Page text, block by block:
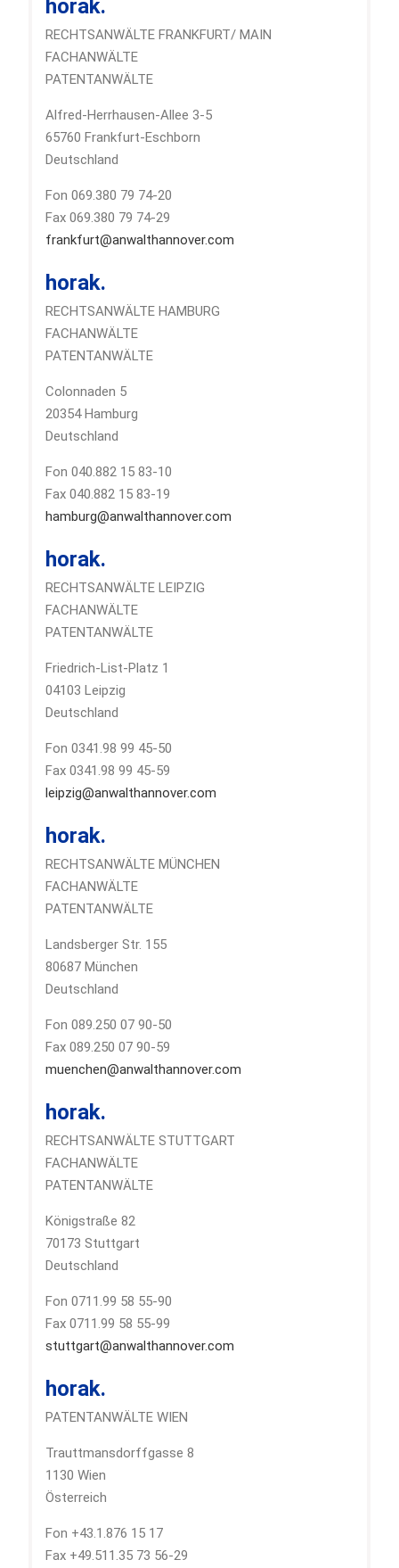
horak.
RECHTSANWÄLTE FRANKFURT/ MAIN
FACHANWÄLTE
PATENTANWÄLTE
Alfred-Herrhausen-Allee 3-5
65760 Frankfurt-Eschborn
Deutschland
Fon 069.380 79 74-20
Fax 069.380 79 74-29
frankfurt@anwalthannover.com
horak.
RECHTSANWÄLTE HAMBURG
FACHANWÄLTE
PATENTANWÄLTE
Colonnaden 5
20354 Hamburg
Deutschland
Fon 040.882 15 83-10
Fax 040.882 15 83-19
hamburg@anwalthannover.com
horak.
RECHTSANWÄLTE LEIPZIG
FACHANWÄLTE
PATENTANWÄLTE
Friedrich-List-Platz 1
04103 Leipzig
Deutschland
Fon 0341.98 99 45-50
Fax 0341.98 99 45-59
leipzig@anwalthannover.com
horak.
RECHTSANWÄLTE MÜNCHEN
FACHANWÄLTE
PATENTANWÄLTE
Landsberger Str. 155
80687 München
Deutschland
Fon 089.250 07 90-50
Fax 089.250 07 90-59
muenchen@anwalthannover.com
horak.
RECHTSANWÄLTE STUTTGART
FACHANWÄLTE
PATENTANWÄLTE
Königstraße 82
70173 Stuttgart
Deutschland
Fon 0711.99 58 55-90
Fax 0711.99 58 55-99
stuttgart@anwalthannover.com
horak.
PATENTANWÄLTE WIEN
Trauttmansdorffgasse 8
1130 Wien
Österreich
Fon +43.1.876 15 17
Fax +49.511.35 73 56-29